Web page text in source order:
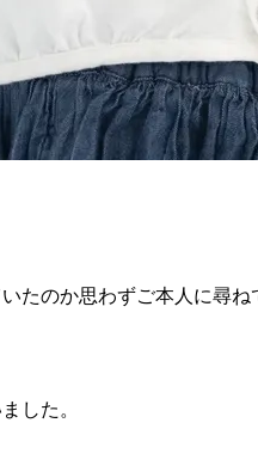
たのか思わずご本人に尋ね
した。